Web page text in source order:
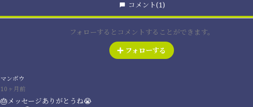
コメント(1)
フォローするとコメントすることができます。
フォローする
マンボウ
10ヶ月前
🎂メッセージありがとうね😭